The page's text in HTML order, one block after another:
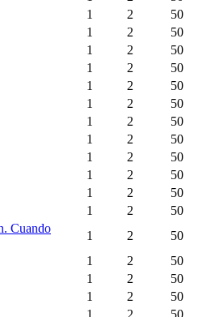
1 2
50
1 2
50
1 2
50
1 2
50
1 2
50
1 2
50
1 2
50
1 2
50
1 2
50
1 2
50
1 2
50
1 2
50
Cuando
1 2
50
1 2
50
1 2
50
1 2
50
1 2
50